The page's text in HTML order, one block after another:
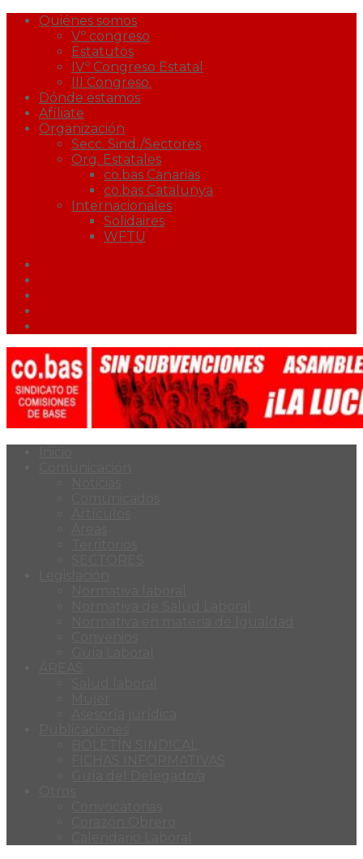
Quiénes somos
Vº congreso
Estatutos
IVº Congreso Estatal
III Congreso.
Dónde estamos
Afíliate
Organización
Secc. Sind./Sectores
Org. Estatales
co.bas Canarias
co.bas Catalunya
Internacionales
Solidaires
WFTU